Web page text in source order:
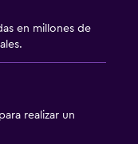
en millones de
para realizar un